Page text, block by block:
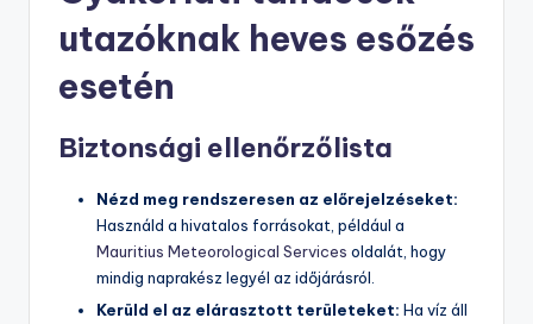
utazóknak heves esőzés
esetén
Biztonsági ellenőrzőlista
Nézd meg rendszeresen az előrejelzéseket:
Használd a hivatalos forrásokat, például a
Mauritius Meteorological Services oldalát, hogy
mindig naprakész legyél az időjárásról.
Kerüld el az elárasztott területeket: Ha víz áll